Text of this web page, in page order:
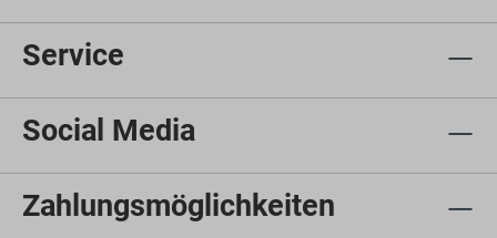
Service
Social Media
Zahlungsmöglichkeiten